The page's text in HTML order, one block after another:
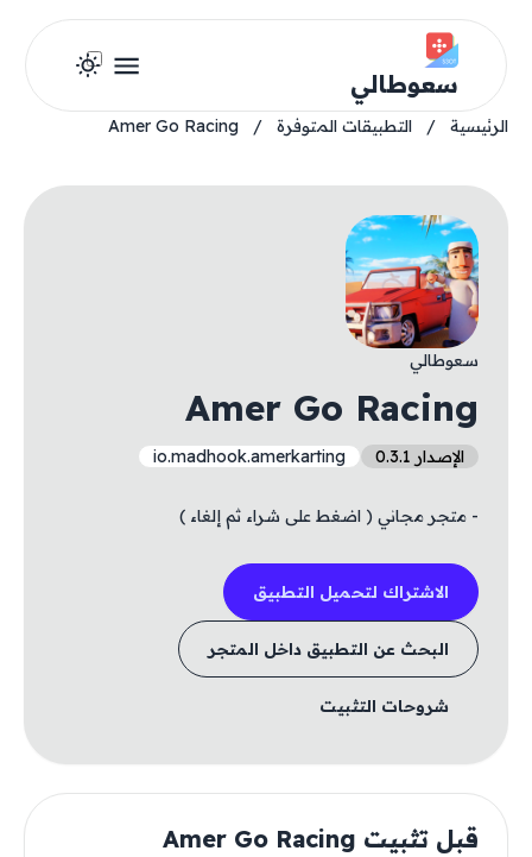
سعوطالي
الرئيسية / التطبيقات المتوفرة /
Amer Go Racing
سعوطالي
Amer Go Racing
الإصدار 0.3.1 io.madhook.amerkarting
- متجر مجاني ( اضغط على شراء ثم إلغاء )
الاشتراك لتحميل التطبيق
البحث عن التطبيق داخل المتجر
شروحات التثبيت
قبل تثبيت Amer Go Racing